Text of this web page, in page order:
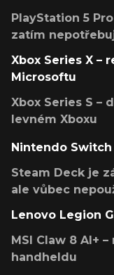
PlayStation 5
zatím
Xbox Series X –
Microsoftu
Xbox Series S –
levném Xboxu
Nintendo
Steam Deck je
ale vůbec
Lenovo Legion
MSI Claw 8 AI+
handheldu